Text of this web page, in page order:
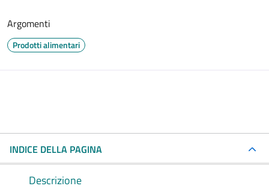
Argomenti
Prodotti alimentari
INDICE DELLA PAGINA
Descrizione